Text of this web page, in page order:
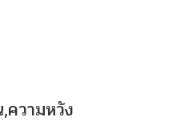
ความหวัง